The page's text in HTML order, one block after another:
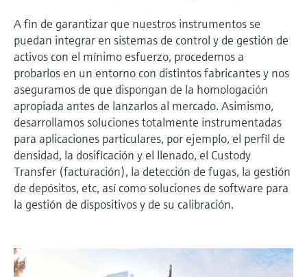
A fin de garantizar que nuestros instrumentos se
puedan integrar en sistemas de control y de gestión de
activos con el mínimo esfuerzo, procedemos a
probarlos en un entorno con distintos fabricantes y nos
aseguramos de que dispongan de la homologación
apropiada antes de lanzarlos al mercado. Asimismo,
desarrollamos soluciones totalmente instrumentadas
para aplicaciones particulares, por ejemplo, el perfil de
densidad, la dosificación y el llenado, el Custody
Transfer (facturación), la detección de fugas, la gestión
de depósitos, etc, así como soluciones de software para
la gestión de dispositivos y de su calibración.